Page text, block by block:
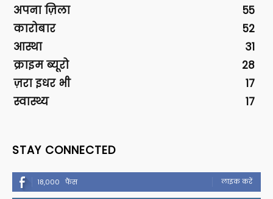
अपना ज़िला
55
कारोबार
52
आस्था
31
क्राइम ब्यूरो
28
ज़रा इधर भी
17
स्वास्थ्य
17
STAY CONNECTED
18,000 फैंस लाइक करें